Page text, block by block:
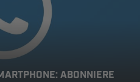
ABONNIERE